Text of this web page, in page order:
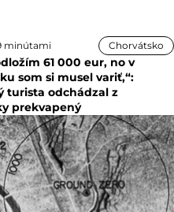
minútami Chorvátsko
61 000 eur, no v
som si musel variť,“:
turista odchádzal z
prekvapený